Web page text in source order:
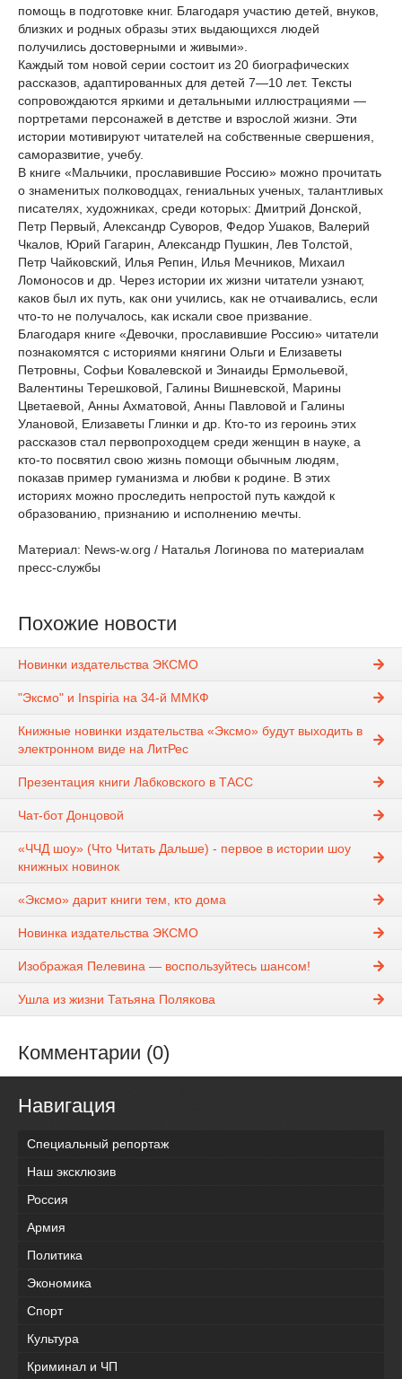
помощь в подготовке книг. Благодаря участию детей, внуков,
близких и родных образы этих выдающихся людей
получились достоверными и живыми».
Каждый том новой серии состоит из 20 биографических
рассказов, адаптированных для детей 7—10 лет. Тексты
сопровождаются яркими и детальными иллюстрациями —
портретами персонажей в детстве и взрослой жизни. Эти
истории мотивируют читателей на собственные свершения,
саморазвитие, учебу.
В книге «Мальчики, прославившие Россию» можно прочитать
о знаменитых полководцах, гениальных ученых, талантливых
писателях, художниках, среди которых: Дмитрий Донской,
Петр Первый, Александр Суворов, Федор Ушаков, Валерий
Чкалов, Юрий Гагарин, Александр Пушкин, Лев Толстой,
Петр Чайковский, Илья Репин, Илья Мечников, Михаил
Ломоносов и др. Через истории их жизни читатели узнают,
каков был их путь, как они учились, как не отчаивались, если
что-то не получалось, как искали свое призвание.
Благодаря книге «Девочки, прославившие Россию» читатели
познакомятся с историями княгини Ольги и Елизаветы
Петровны, Софьи Ковалевской и Зинаиды Ермольевой,
Валентины Терешковой, Галины Вишневской, Марины
Цветаевой, Анны Ахматовой, Анны Павловой и Галины
Улановой, Елизаветы Глинки и др. Кто-то из героинь этих
рассказов стал первопроходцем среди женщин в науке, а
кто-то посвятил свою жизнь помощи обычным людям,
показав пример гуманизма и любви к родине. В этих
историях можно проследить непростой путь каждой к
образованию, признанию и исполнению мечты.
Материал: News-w.org / Наталья Логинова по материалам
пресс-службы
Похожие новости
Новинки издательства ЭКСМО
"Эксмо" и Inspiria на 34-й ММКФ
Книжные новинки издательства «Эксмо» будут выходить в
электронном виде на ЛитРес
Презентация книги Лабковского в ТАСС
Чат-бот Донцовой
«ЧЧД шоу» (Что Читать Дальше) - первое в истории шоу
книжных новинок
«Эксмо» дарит книги тем, кто дома
Новинка издательства ЭКСМО
Изображая Пелевина — воспользуйтесь шансом!
Ушла из жизни Татьяна Полякова
Комментарии (0)
Навигация
Специальный репортаж
Наш эксклюзив
Россия
Армия
Политика
Экономика
Спорт
Культура
Криминал и ЧП